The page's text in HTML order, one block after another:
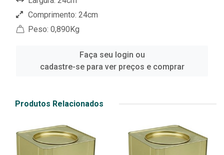
Comprimento: 24cm
Peso: 0,890Kg
Faça seu login ou
cadastre-se para ver preços e comprar
Produtos Relacionados